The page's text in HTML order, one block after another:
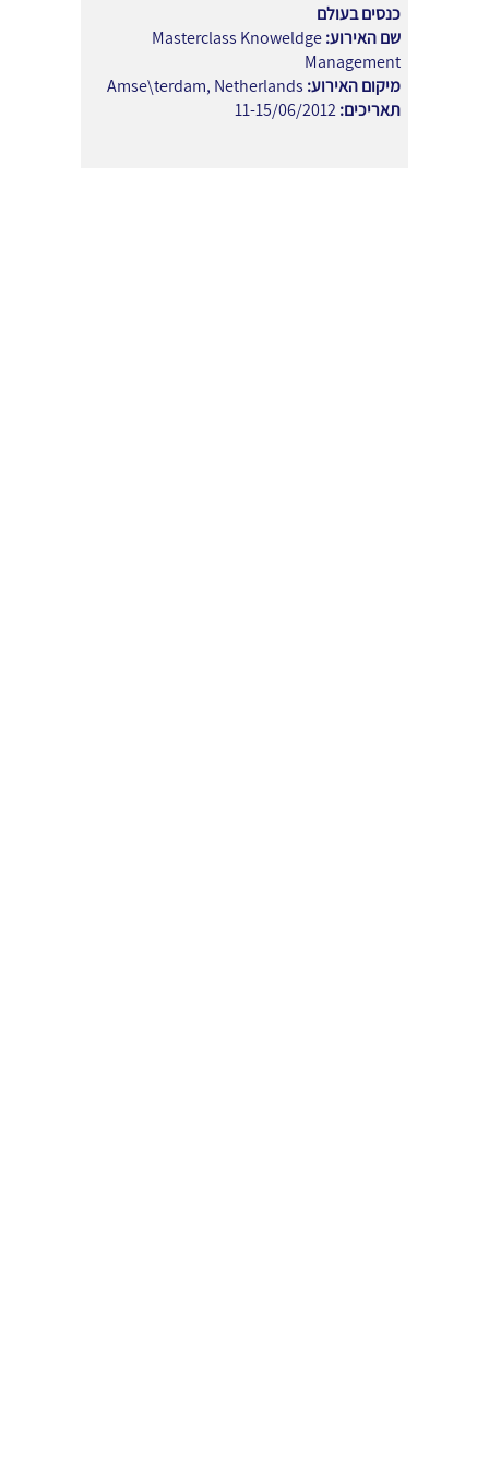
כנסים בעולם
שם האירוע:Masterclass Knoweldge
Management
מיקום האירוע: Amse\terdam, Netherlands
תאריכים:11-15/06/2012